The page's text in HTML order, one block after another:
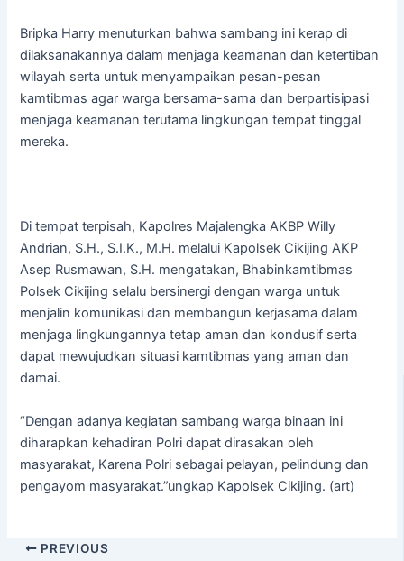
Bripka Harry menuturkan bahwa sambang ini kerap di
dilaksanakannya dalam menjaga keamanan dan ketertiban
wilayah serta untuk menyampaikan pesan-pesan
kamtibmas agar warga bersama-sama dan berpartisipasi
menjaga keamanan terutama lingkungan tempat tinggal
mereka.
Di tempat terpisah, Kapolres Majalengka AKBP Willy
Andrian, S.H., S.I.K., M.H. melalui Kapolsek Cikijing AKP
Asep Rusmawan, S.H. mengatakan, Bhabinkamtibmas
Polsek Cikijing selalu bersinergi dengan warga untuk
menjalin komunikasi dan membangun kerjasama dalam
menjaga lingkungannya tetap aman dan kondusif serta
dapat mewujudkan situasi kamtibmas yang aman dan
damai.
“Dengan adanya kegiatan sambang warga binaan ini
diharapkan kehadiran Polri dapat dirasakan oleh
masyarakat, Karena Polri sebagai pelayan, pelindung dan
pengayom masyarakat.”ungkap Kapolsek Cikijing. (art)
PREVIOUS